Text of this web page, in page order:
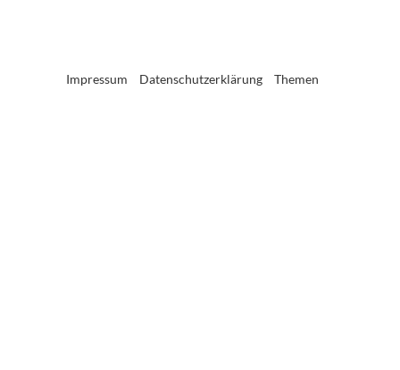
Impressum Datenschutzerklärung Themen